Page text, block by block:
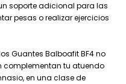
soporte adicional para las
pesas o realizar ejercicios
Guantes Balboafit BF4 no
complementan tu atuendo
en una clase de